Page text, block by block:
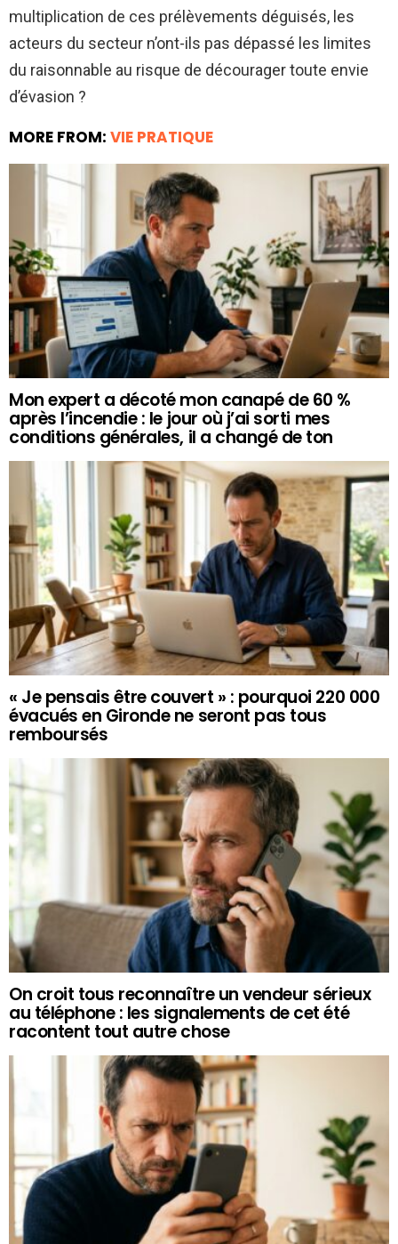
multiplication de ces prélèvements déguisés, les
acteurs du secteur n’ont-ils pas dépassé les limites
du raisonnable au risque de décourager toute envie
d’évasion ?
MORE FROM: VIE PRATIQUE
Mon expert a décoté mon canapé de 60 %
après l’incendie : le jour où j’ai sorti mes
conditions générales, il a changé de ton
« Je pensais être couvert » : pourquoi 220 000
évacués en Gironde ne seront pas tous
remboursés
On croit tous reconnaître un vendeur sérieux
au téléphone : les signalements de cet été
racontent tout autre chose